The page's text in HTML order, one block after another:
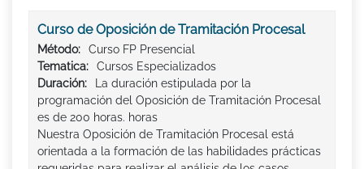
Curso de Oposición de Tramitación Procesal
Método:
Curso FP Presencial
Tematica:
Cursos Especializados
Duración:
La duración estipulada por la
programación del Oposición de Tramitación Procesal
es de 200 horas. horas
Nuestra Oposición de Tramitación Procesal está
orientada a la formación de las habilidades prácticas